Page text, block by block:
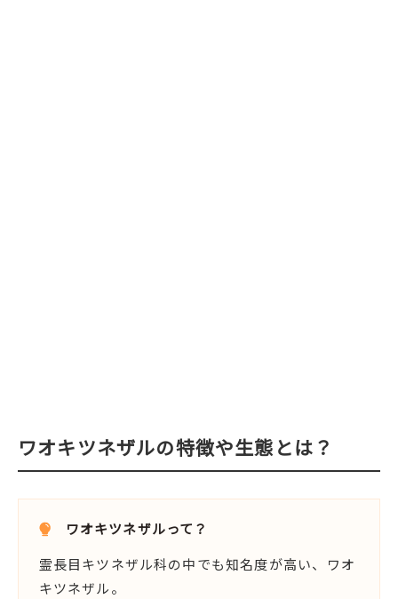
ワオキツネザルの特徴や生態とは？
ワオキツネザルって？
霊長目キツネザル科の中でも知名度が高い、ワオ
キツネザル。